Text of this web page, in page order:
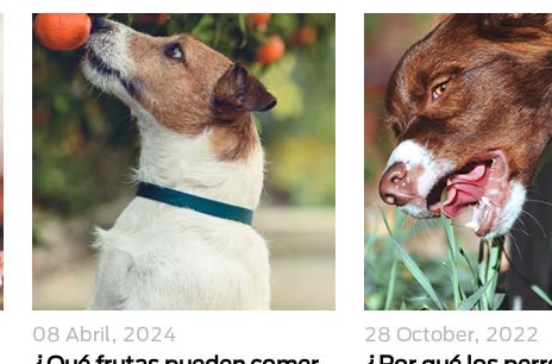
08 Abril, 2024 28 October, 2022